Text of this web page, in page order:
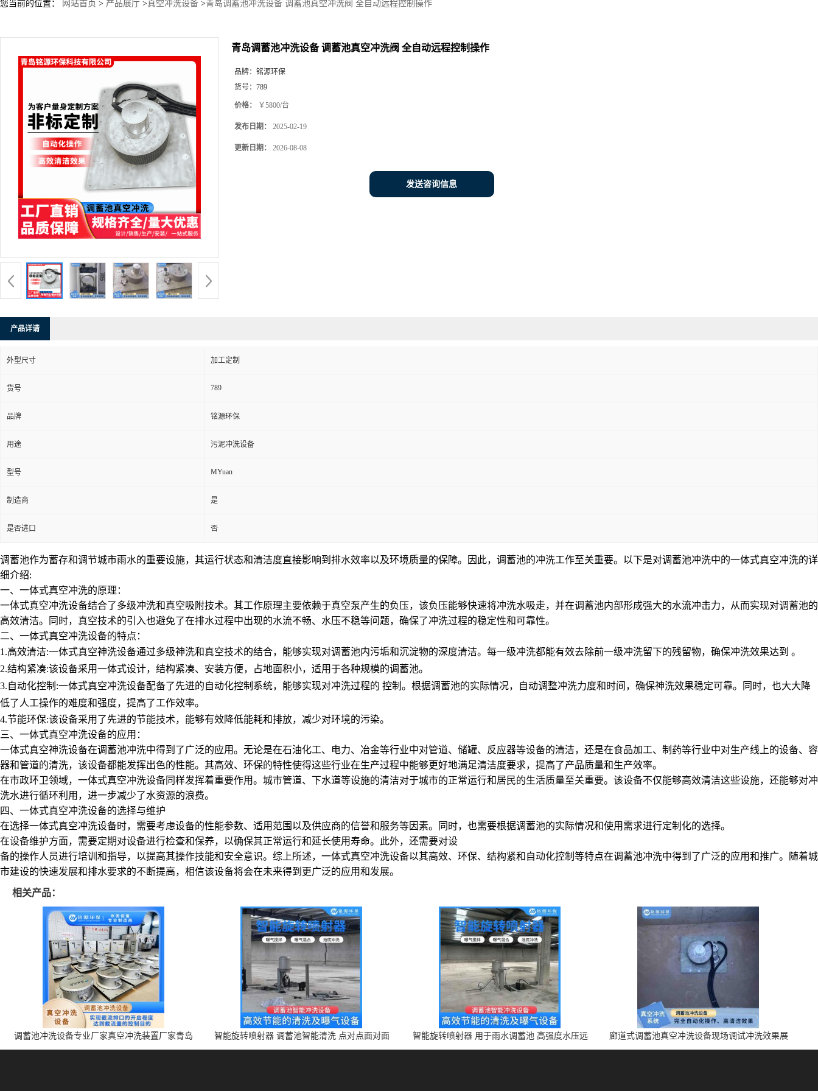
您当前的位置： 网站首页 > 产品展厅 >真空冲洗设备 >青岛调蓄池冲洗设备 调蓄池真空冲洗阀 全自动远程控制操作
青岛调蓄池冲洗设备 调蓄池真空冲洗阀 全自动远程控制操作
品牌： 铭源环保
货号： 789
价格： ￥5800/台
发布日期： 2025-02-19
更新日期： 2026-08-08
发送咨询信息
产品详请
外型尺寸 加工定制
货号 789
品牌 铭源环保
用途 污泥冲洗设备
型号 MYuan
制造商 是
是否进口 否
调蓄池作为蓄存和调节城市雨水的重要设施，其运行状态和清洁度直接影响到排水效率以及环境质量的保障。因此，调蓄池的冲洗工作至关重要。以下是对调蓄池冲洗中的一体式真空冲洗的详
细介绍:
一、一体式真空冲洗的原理：
一体式真空冲洗设备结合了多级冲洗和真空吸附技术。其工作原理主要依赖于真空泵产生的负压，该负压能够快速将冲洗水吸走，并在调蓄池内部形成强大的水流冲击力，从而实现对调蓄池的
高效清洁。同时，真空技术的引入也避免了在排水过程中出现的水流不畅、水压不稳等问题，确保了冲洗过程的稳定性和可靠性。
二、一体式真空冲洗设备的特点：
1.高效清洁:一体式真空神洗设备通过多级神洗和真空技术的结合，能够实现对调蓄池内污垢和沉淀物的深度清洁。每一级冲洗都能有效去除前一级冲洗留下的残留物，确保冲洗效果达到 。
2.结构紧凑:该设备采用一体式设计，结构紧凑、安装方便，占地面积小，适用于各种规模的调蓄池。
3.自动化控制:一体式真空冲洗设备配备了先进的自动化控制系统，能够实现对冲洗过程的 控制。根据调蓄池的实际情况，自动调整冲洗力度和时间，确保神洗效果稳定可靠。同时，也大大降
低了人工操作的难度和强度，提高了工作效率。
4.节能环保:该设备采用了先进的节能技术，能够有效降低能耗和排放，减少对环境的污染。
三、一体式真空冲洗设备的应用：
一体式真空神洗设备在调蓄池冲洗中得到了广泛的应用。无论是在石油化工、电力、冶金等行业中对管道、储罐、反应器等设备的清洁，还是在食品加工、制药等行业中对生产线上的设备、容
器和管道的清洗，该设备都能发挥出色的性能。其高效、环保的特性使得这些行业在生产过程中能够更好地满足清洁度要求，提高了产品质量和生产效率。
在市政环卫领域，一体式真空冲洗设备同样发挥着重要作用。城市管道、下水道等设施的清洁对于城市的正常运行和居民的生活质量至关重要。该设备不仅能够高效清洁这些设施，还能够对冲
洗水进行循环利用，进一步减少了水资源的浪费。
四、一体式真空冲洗设备的选择与维护
在选择一体式真空冲洗设备时，需要考虑设备的性能参数、适用范围以及供应商的信誉和服务等因素。同时，也需要根据调蓄池的实际情况和使用需求进行定制化的选择。
在设备维护方面，需要定期对设备进行检查和保养，以确保其正常运行和延长使用寿命。此外，还需要对设
备的操作人员进行培训和指导，以提高其操作技能和安全意识。综上所述，一体式真空冲洗设备以其高效、环保、结构紧和自动化控制等特点在调蓄池冲洗中得到了广泛的应用和推广。随着城
市建设的快速发展和排水要求的不断提高，相信该设备将会在未来得到更广泛的应用和发展。
相关产品：
调蓄池冲洗设备专业厂家真空冲洗装置厂家青岛
铭源环保减少堵塞设备防腐蚀
智能旋转喷射器 调蓄池智能清洗 点对点面对面
旋转清洗
智能旋转喷射器 用于雨水调蓄池 高强度水压远
设备 上门安装
廊道式调蓄池真空冲洗设备现场调试冲洗效果展
示 上门安装调试